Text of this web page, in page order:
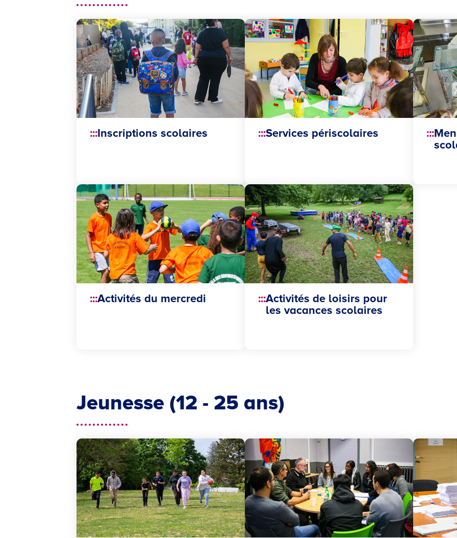
Inscriptions scolaires Services périscolaires
Activités du mercredi
Activités de loisirs pour
les vacances scolaires
Jeunesse (12 - 25 ans)